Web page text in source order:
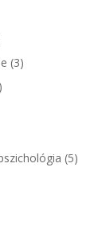
(3)
(5)